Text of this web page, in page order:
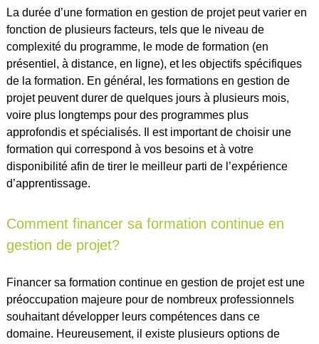
La durée d’une formation en gestion de projet peut varier en
fonction de plusieurs facteurs, tels que le niveau de
complexité du programme, le mode de formation (en
présentiel, à distance, en ligne), et les objectifs spécifiques
de la formation. En général, les formations en gestion de
projet peuvent durer de quelques jours à plusieurs mois,
voire plus longtemps pour des programmes plus
approfondis et spécialisés. Il est important de choisir une
formation qui correspond à vos besoins et à votre
disponibilité afin de tirer le meilleur parti de l’expérience
d’apprentissage.
Comment financer sa formation continue en
gestion de projet?
Financer sa formation continue en gestion de projet est une
préoccupation majeure pour de nombreux professionnels
souhaitant développer leurs compétences dans ce
domaine. Heureusement, il existe plusieurs options de